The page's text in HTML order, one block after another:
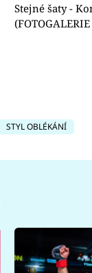
Stejné šaty -
STYL OBLÉKÁNÍ